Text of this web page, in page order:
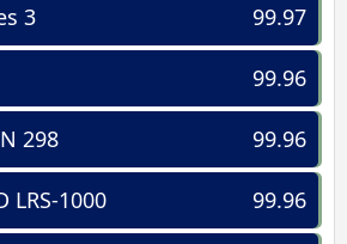
99.97
3
99.96
99.96
298
99.96
LRS-1000